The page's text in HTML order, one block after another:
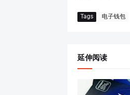
Tags 电子钱包
延伸阅读